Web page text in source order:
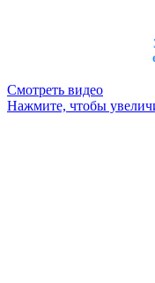
Смотреть видео
Нажмите, чтобы